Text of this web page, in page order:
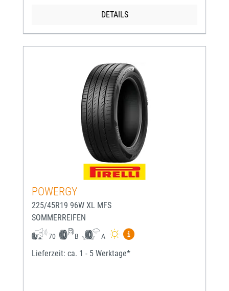
DETAILS
POWERGY
225/45R19 96W XL MFS
SOMMERREIFEN
70 B A
Mehr Informationen zum
Lieferzeit: ca. 1 - 5 Werktage*